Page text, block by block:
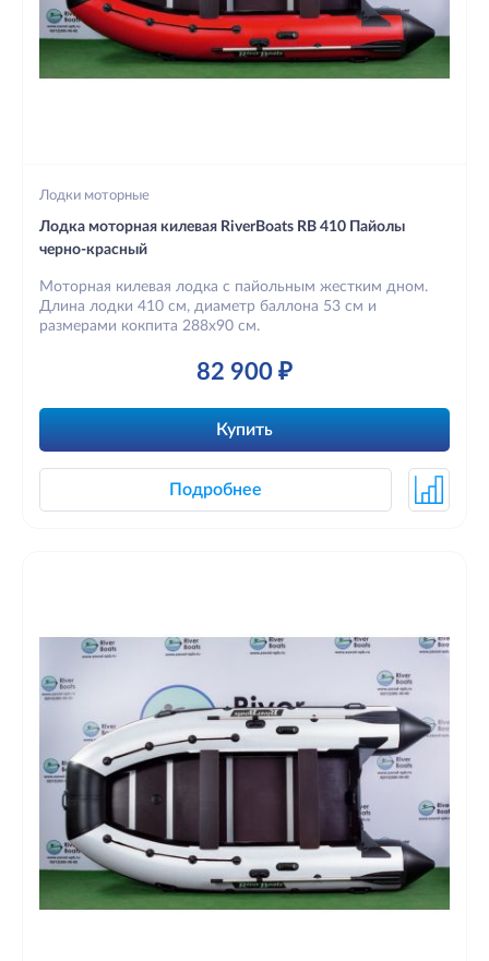
Лодки моторные
Лодка моторная килевая RiverBoats RB 410 Пайолы
черно-красный
Моторная килевая лодка с пайольным жестким дном.
Длина лодки 410 см, диаметр баллона 53 см и
размерами кокпита 288х90 см.
82 900 ₽
Купить
Подробнее